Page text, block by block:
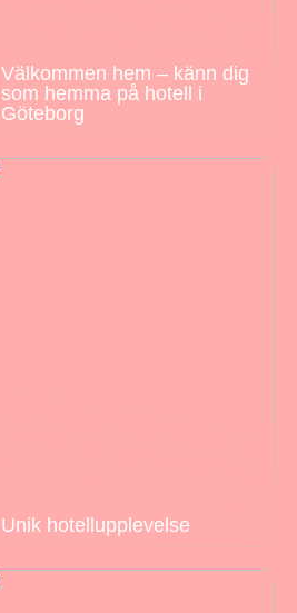
Välkommen hem – känn dig
som hemma på hotell i
Göteborg
Unik hotellupplevelse